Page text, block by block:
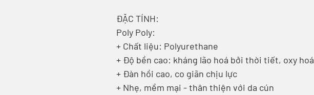
ĐẶC TÍNH:
Poly Poly:
+ Chất liệu: Polyurethane
+ Độ bền cao: kháng lão hoá bởi thời tiết, oxy hoá
+ Đàn hồi cao, co giãn chịu lực
+ Nhẹ, mềm mại - thân thiện với da cún